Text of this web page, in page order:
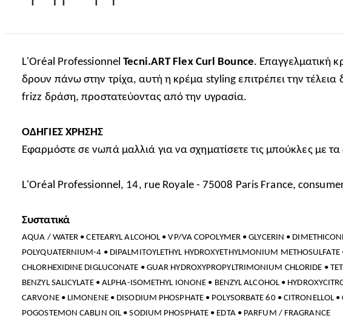
L'Oréal ProfessionnelTecni.ART Flex Curl Bounce. Επαγγελματική
δρουν πάνω στην τρίχα, αυτή η κρέμα styling επιτρέπει την
frizz δράση, προστατεύοντας από την υγρασία.
ΟΔΗΓΙΕΣ ΧΡΗΣΗΣ
Εφαρμόστε σε νωπά μαλλιά για να σχηματίσετε τις μπούκλες
L'Oréal Professionnel, 14, rue Royale - 75008 Paris France,
Συστατικά
AQUA / WATER • CETEARYL ALCOHOL • VP/VA COPOLYMER • GLYCERIN •
POLYQUATERNIUM-4 • DIPALMITOYLETHYL HYDROXYETHYLMONIUM
CHLORHEXIDINE DIGLUCONATE • GUAR HYDROXYPROPYLTRIMONIUM CHLORIDE •
BENZYL SALICYLATE • ALPHA-ISOMETHYL IONONE • BENZYL ALCOHOL •
CARVONE • LIMONENE • DISODIUM PHOSPHATE • POLYSORBATE 60 •
POGOSTEMON CABLIN OIL • SODIUM PHOSPHATE • EDTA • PARFUM / FRAGRANCE